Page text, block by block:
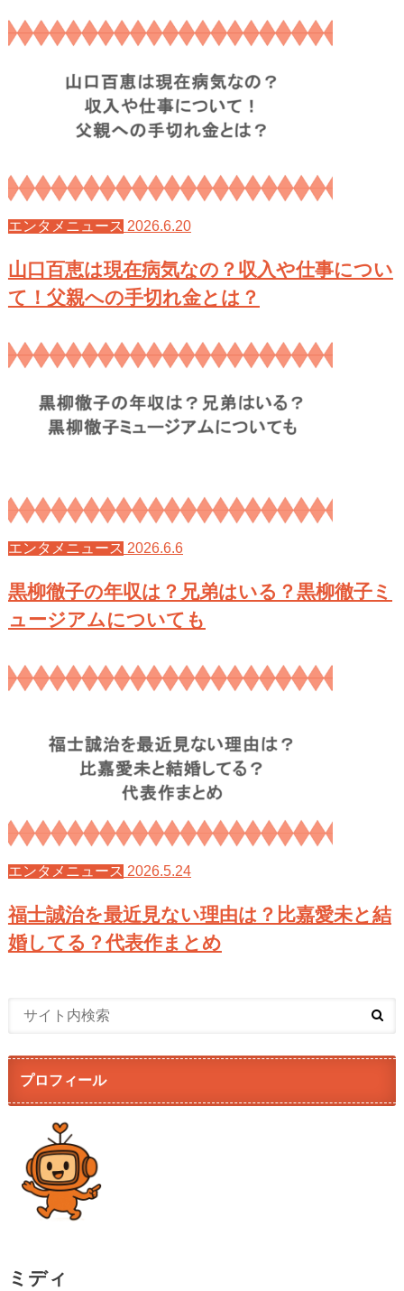
エンタメニュース 2026.6.20
山口百恵は現在病気なの？収入や仕事につい
て！父親への手切れ金とは？
エンタメニュース 2026.6.6
黒柳徹子の年収は？兄弟はいる？黒柳徹子ミ
ュージアムについても
エンタメニュース 2026.5.24
福士誠治を最近見ない理由は？比嘉愛未と結
婚してる？代表作まとめ
プロフィール
ミディ